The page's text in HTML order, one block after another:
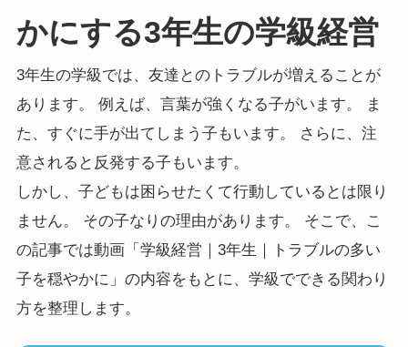
かにする3年生の学級経営
3年生の学級では、友達とのトラブルが増えることが
あります。 例えば、言葉が強くなる子がいます。 ま
た、すぐに手が出てしまう子もいます。 さらに、注
意されると反発する子もいます。
しかし、子どもは困らせたくて行動しているとは限り
ません。 その子なりの理由があります。 そこで、こ
の記事では動画「学級経営｜3年生｜トラブルの多い
子を穏やかに」の内容をもとに、学級でできる関わり
方を整理します。